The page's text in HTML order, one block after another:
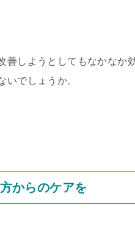
善しようとしてもなかなか
いでしょうか。
からのケアを